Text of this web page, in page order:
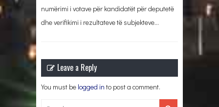
numërimi i votave për kandidatët për deputetë
dhe verifikimi i rezultateve të subjekteve…
Leave a Reply
You must be logged in to post a comment.